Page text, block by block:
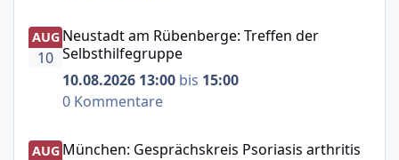
Neustadt am Rübenberge: Treffen der Selbsthilfegruppe
AUG
10
Neustadt am Rübenberge: Treffen der
Selbsthilfegruppe
10.08.2026 13:00 bis 15:00
0 Kommentare
München: Gesprächskreis Psoriasis arthritis
AUG München: Gesprächskreis Psoriasis arthritis